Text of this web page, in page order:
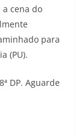
cena do
para
(PU).
DP. Aguarde